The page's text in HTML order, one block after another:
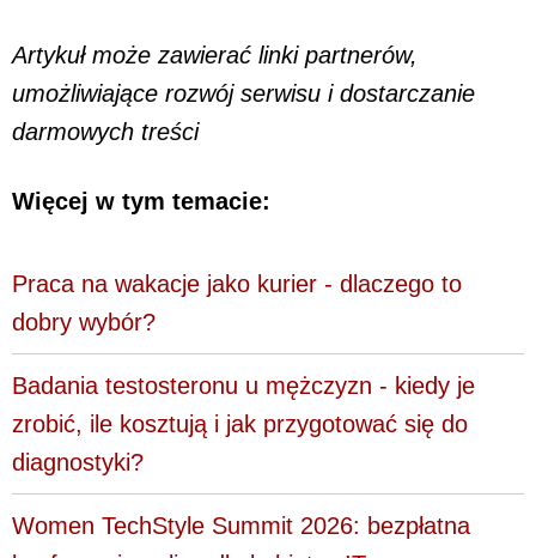
Artykuł może zawierać linki partnerów,
umożliwiające rozwój serwisu i dostarczanie
darmowych treści
Więcej w tym temacie:
Praca na wakacje jako kurier - dlaczego to
dobry wybór?
Badania testosteronu u mężczyzn - kiedy je
zrobić, ile kosztują i jak przygotować się do
diagnostyki?
Women TechStyle Summit 2026: bezpłatna